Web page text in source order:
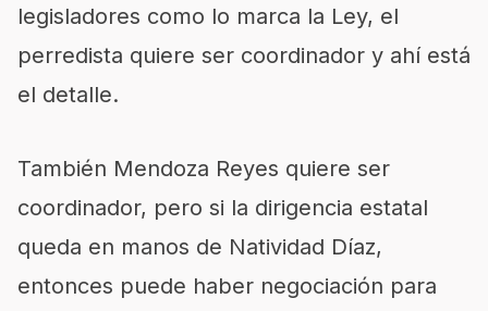
legisladores como lo marca la Ley, el
perredista quiere ser coordinador y ahí está
el detalle.
También Mendoza Reyes quiere ser
coordinador, pero si la dirigencia estatal
queda en manos de Natividad Díaz,
entonces puede haber negociación para